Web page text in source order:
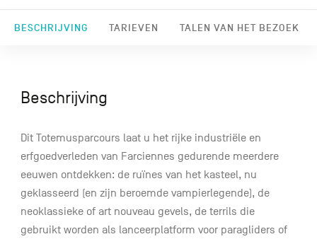
BESCHRIJVING TARIEVEN TALEN VAN HET BEZOEK
Beschrijving
Dit Totemusparcours laat u het rijke industriële en
erfgoedverleden van Farciennes gedurende meerdere
eeuwen ontdekken: de ruïnes van het kasteel, nu
geklasseerd (en zijn beroemde vampierlegende), de
neoklassieke of art nouveau gevels, de terrils die
gebruikt worden als lanceerplatform voor paragliders of